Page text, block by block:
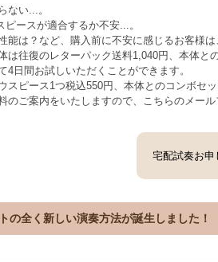
ない...。
ピースが適合するか不安...。
能は？など、購入前に不安に感じるお客様
は往復のレターパック送料1,040円、 本体と
4日間お試しいただくことができます。
スピース1つ税込550円、本体とのコンボセッ
のご案内をいたしますので、こちらのメール
宅配試奏お申
の全く新しい演奏方法が誕生しました！